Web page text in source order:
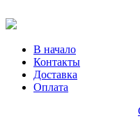
В начало
Контакты
Доставка
Оплата